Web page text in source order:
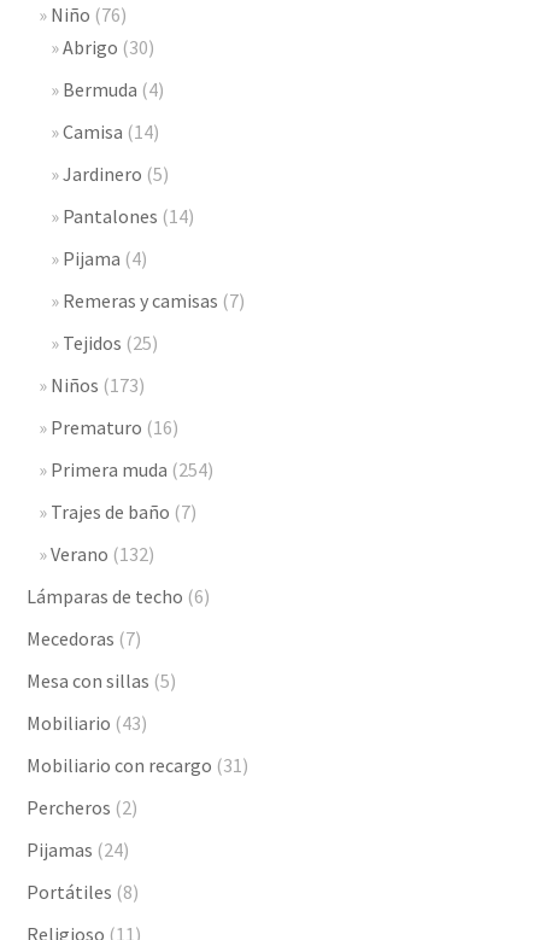
Niño (76)
Abrigo (30)
Bermuda (4)
Camisa (14)
Jardinero (5)
Pantalones (14)
Pijama (4)
Remeras y camisas (7)
Tejidos (25)
Niños (173)
Prematuro (16)
Primera muda (254)
Trajes de baño (7)
Verano (132)
Lámparas de techo (6)
Mecedoras (7)
Mesa con sillas (5)
Mobiliario (43)
Mobiliario con recargo (31)
Percheros (2)
Pijamas (24)
Portátiles (8)
Religioso (11)